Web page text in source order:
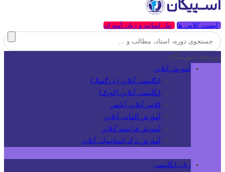
لیست کلاس ها پنل اساتید و زبان آموزان
دوره‌های آموزشگاه
آموزش آنلاین
انگلیسی آنلاین (بزرگسال)
انگلیسی آنلاین (کودک)
کلاس آنلاین آیلتس
آموزش آلمانی آنلاین
آموزش فرانسه آنلاین
آموزش ترکی‌استانبولی آنلاین
زبان انگلیسی